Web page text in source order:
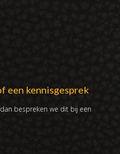
een kennisgesprek
bespreken we dit bij een